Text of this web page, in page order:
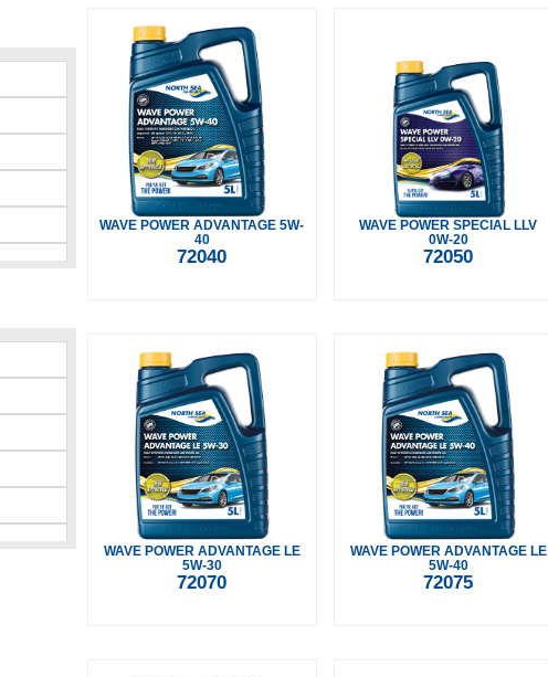
WAVE POWER ADVANTAGE 5W-
40
72040
WAVE POWER SPECIAL LLV
0W-20
72050
WAVE POWER ADVANTAGE LE
5W-30
72070
WAVE POWER ADVANTAGE LE
5W-40
72075